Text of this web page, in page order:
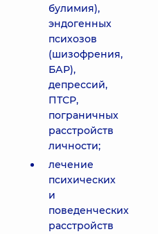
булимия),
эндогенных
психозов
(шизофрения,
БАР),
депрессий,
ПТСР,
пограничных
расстройств
личности;
лечение
психических
и
поведенческих
расстройств